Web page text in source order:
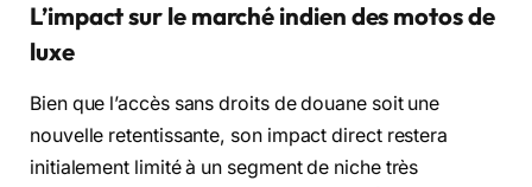
L’impact sur le marché indien des motos de
luxe
Bien que l’accès sans droits de douane soit une
nouvelle retentissante, son impact direct restera
initialement limité à un segment de niche très